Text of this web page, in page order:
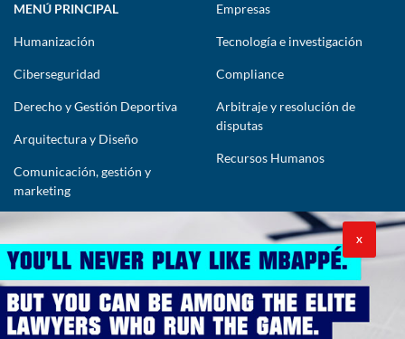
MENÚ PRINCIPAL
Humanización
Ciberseguridad
Derecho y Gestión Deportiva
Arquitectura y Diseño
Comunicación, gestión y
marketing
Empresas
Tecnología e investigación
Compliance
Arbitraje y resolución de
disputas
Recursos Humanos
lawyers@theimpactlawyers.com
SUSCRIBIRSE
X